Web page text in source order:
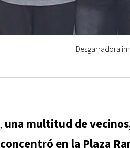
Desgarradora
una multitud de
en la Plaza